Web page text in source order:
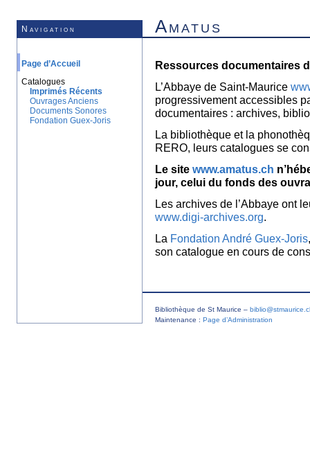
Navigation Amatus
Page d’Accueil
Catalogues
Imprimés Récents
Ouvrages Anciens
Documents Sonores
Fondation Guex-Joris
Ressources documentaires
L’Abbaye de Saint-Maurice
progressivement accessibles
documentaires : archives,
La bibliothèque et la
RERO, leurs catalogues se
Le site www.amatus.ch
jour, celui du fonds des
Les archives de l’Abbaye ont
www.digi-archives.org.
La Fondation André Guex-Joris
son catalogue en cours de
Bibliothèque de St Maurice –
Maintenance : Page d’Administration